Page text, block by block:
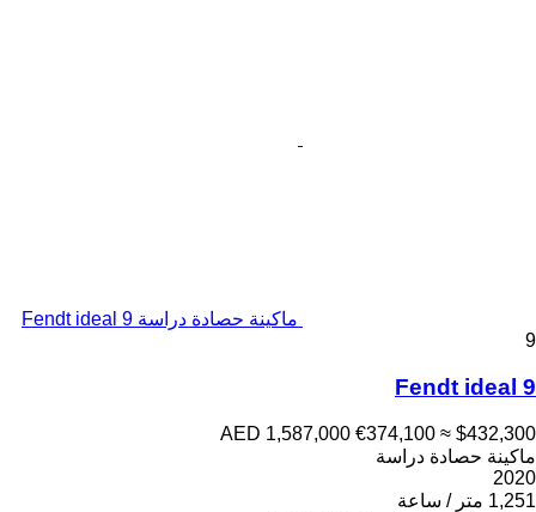
ماكينة حصادة دراسة Fendt ideal 9
9
Fendt ideal 9
AED 1,587,000 €374,100 ≈ $432,300
ماكينة حصادة دراسة
2020
1,251 متر / ساعة